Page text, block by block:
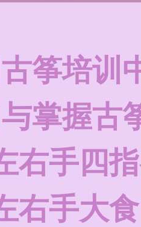
筝培训
掌握古
右手四
右手大